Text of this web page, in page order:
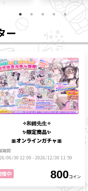
ー
✧和錆先生✧
✨限定商品✨
🎀オンラインガチャ🎀
期間
06/30 12:00 - 2026/12/30 11:59
催中 800コイン